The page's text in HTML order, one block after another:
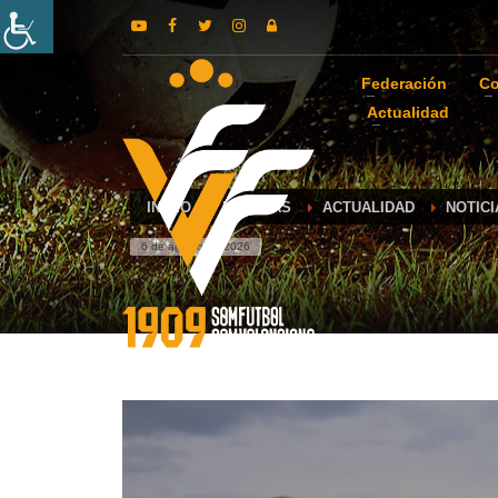
Federación
Actualidad
INICIO NOTICIAS ACTUALIDAD
6 de agosto de 2026